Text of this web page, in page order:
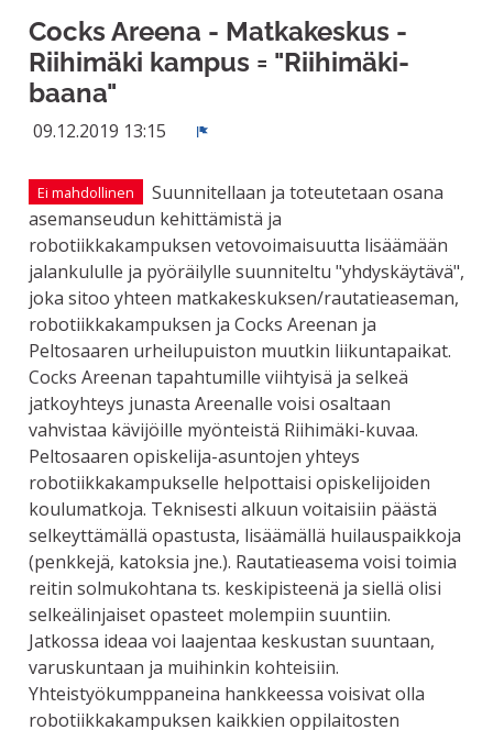
Cocks Areena - Matkakeskus -
Riihimäki kampus = "Riihimäki-
baana"
09.12.2019 13:15
Ei mahdollinen
Suunnitellaan ja toteutetaan osana
asemanseudun kehittämistä ja
robotiikkakampuksen vetovoimaisuutta lisäämään
jalankululle ja pyöräilylle suunniteltu "yhdyskäytävä",
joka sitoo yhteen matkakeskuksen/rautatieaseman,
robotiikkakampuksen ja Cocks Areenan ja
Peltosaaren urheilupuiston muutkin liikuntapaikat.
Cocks Areenan tapahtumille viihtyisä ja selkeä
jatkoyhteys junasta Areenalle voisi osaltaan
vahvistaa kävijöille myönteistä Riihimäki-kuvaa.
Peltosaaren opiskelija-asuntojen yhteys
robotiikkakampukselle helpottaisi opiskelijoiden
koulumatkoja. Teknisesti alkuun voitaisiin päästä
selkeyttämällä opastusta, lisäämällä huilauspaikkoja
(penkkejä, katoksia jne.). Rautatieasema voisi toimia
reitin solmukohtana ts. keskipisteenä ja siellä olisi
selkeälinjaiset opasteet molempiin suuntiin.
Jatkossa ideaa voi laajentaa keskustan suuntaan,
varuskuntaan ja muihinkin kohteisiin.
Yhteistyökumppaneina hankkeessa voisivat olla
robotiikkakampuksen kaikkien oppilaitosten